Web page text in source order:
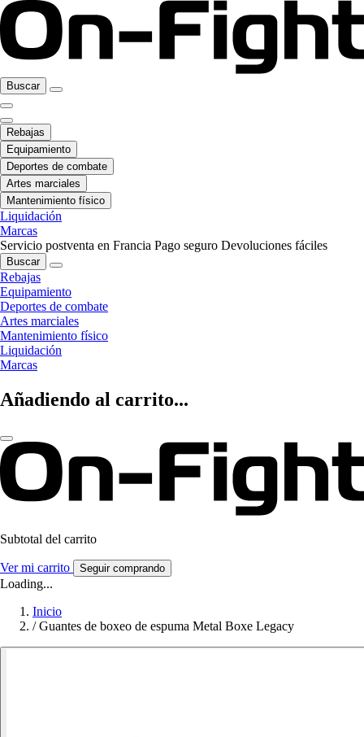
Buscar
Rebajas
Equipamiento
Deportes de combate
Artes marciales
Mantenimiento físico
Liquidación
Marcas
Servicio postventa en Francia Pago seguro Devoluciones fáciles
Buscar
Rebajas
Equipamiento
Deportes de combate
Artes marciales
Mantenimiento físico
Liquidación
Marcas
Añadiendo al carrito...
Subtotal del carrito
Ver mi carrito Seguir comprando
Loading...
Inicio
/ Guantes de boxeo de espuma Metal Boxe Legacy